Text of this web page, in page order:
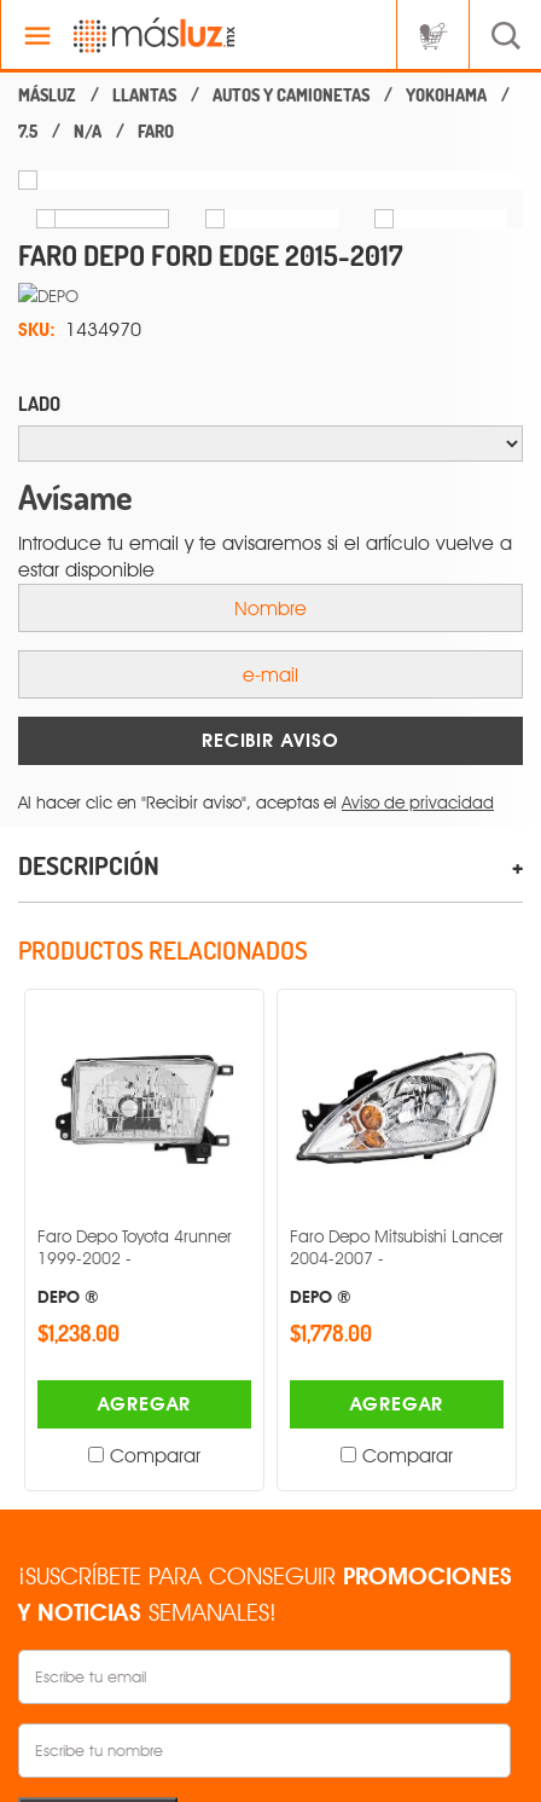
LLANTAS AUTOS Y CAMIONETAS
YOKOHAMA
7.5
N/A FARO
FARO DEPO FORD EDGE 2015-2017
SKU: 1434970
LADO
Avísame
Introduce tu email y te avisaremos si el artículo vuelve a
estar disponible
RECIBIR AVISO
Al hacer clic en "Recibir aviso", aceptas elAviso de privacidad
DESCRIPCIÓN
PRODUCTOS RELACIONADOS
Faro Depo Toyota 4runner
1999-2002 -
DEPO ®
$1,238.00
AGREGAR
Comparar
Faro Depo Mitsubishi Lancer
2004-2007 -
DEPO ®
$1,778.00
AGREGAR
Comparar
¡SUSCRÍBETE PARA CONSEGUIR PROMOCIONES
Y NOTICIAS SEMANALES!